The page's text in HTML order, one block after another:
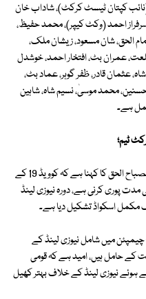
کپتان ٹیسٹ کرکٹ)، شاداب خان
سرفراز احمد (وکٹ کیپر)، محمد حفیظ،
الحق، شان مسعود، زیشان ملک،
عمران بٹ، افتخار احمد، خوشدل
عثمان قادر، ظفر گوہر، عماد بٹ،
محمد موسیٰ، نسیم شاہ، شاہین
ہے۔
ٹیم؛
قومی کرکٹ ٹیم کے چیف سلیکٹر اور ہیڈ کوچ مصباح الحق کا کہنا ہے کہ کوویڈ 19 کے
14 روزہ قرنطینہ کی مدت پوری کرنی ہے، دورہ نیوزی لینڈ
میں شامل نیوزی لینڈ کے
حامل ہیں، امید ہے کہ قومی
ہوئے نیوزی لینڈ کے خلاف بہتر کھیل